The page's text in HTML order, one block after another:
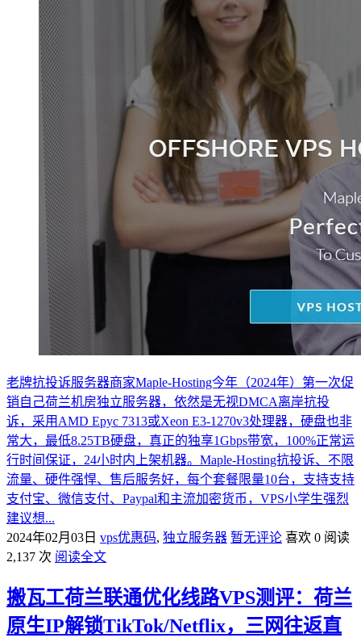
老牌抗投诉服务器商家Maple-Hosting今年（2024年）第一次促
销自己荷兰机房独立服务器，依然是无视DMCA离岸抗投
诉，采用AMD Epyc 7313或Xeon E3-1270v3处理器，硬盘也非
常大，最低8.25TB硬盘，真正的独享1Gbps带宽，100%正常运
行时间保证，24小时内上架机器。Maple-Hosting抗投诉、不限
流量、硬件强悍、售后服务好，每个套餐限量10台，支持支持
支付宝、微信支付、Paypal和主流加密货币，VPS小学生强烈
建议想...
2024年02月03日 vps优惠码, 独立服务器 暂无评论 喜欢 0 阅读
2,137 次 阅读全文
搬瓦工荷兰联通优化线路VPS测评：荷兰
原生IP解锁TikTok/Netflix，三网往返直